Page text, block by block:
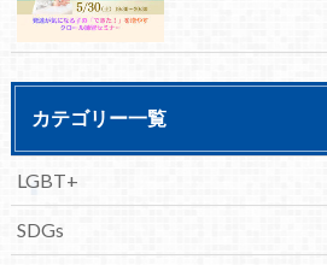
カテゴリー一覧
LGBT+
SDGs